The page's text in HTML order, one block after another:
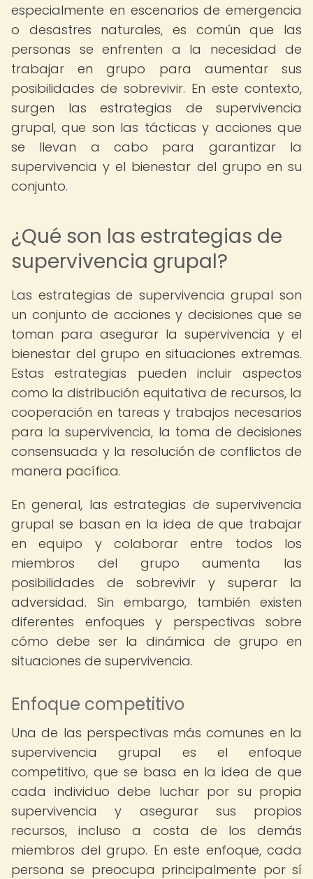
especialmente en escenarios de emergencia
o desastres naturales, es común que las
personas se enfrenten a la necesidad de
trabajar en grupo para aumentar sus
posibilidades de sobrevivir. En este contexto,
surgen las estrategias de supervivencia
grupal, que son las tácticas y acciones que
se llevan a cabo para garantizar la
supervivencia y el bienestar del grupo en su
conjunto.
¿Qué son las estrategias de
supervivencia grupal?
Las estrategias de supervivencia grupal son
un conjunto de acciones y decisiones que se
toman para asegurar la supervivencia y el
bienestar del grupo en situaciones extremas.
Estas estrategias pueden incluir aspectos
como la distribución equitativa de recursos, la
cooperación en tareas y trabajos necesarios
para la supervivencia, la toma de decisiones
consensuada y la resolución de conflictos de
manera pacífica.
En general, las estrategias de supervivencia
grupal se basan en la idea de que trabajar
en equipo y colaborar entre todos los
miembros del grupo aumenta las
posibilidades de sobrevivir y superar la
adversidad. Sin embargo, también existen
diferentes enfoques y perspectivas sobre
cómo debe ser la dinámica de grupo en
situaciones de supervivencia.
Enfoque competitivo
Una de las perspectivas más comunes en la
supervivencia grupal es el enfoque
competitivo, que se basa en la idea de que
cada individuo debe luchar por su propia
supervivencia y asegurar sus propios
recursos, incluso a costa de los demás
miembros del grupo. En este enfoque, cada
persona se preocupa principalmente por sí